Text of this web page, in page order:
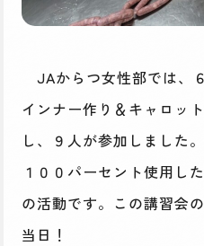
JAからつ女性部では、
インナー作り＆キャロッ
し、９人が参加しました
１００パーセント使用し
の活動です。この講習会
当日！